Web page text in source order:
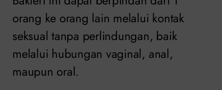
orang ke orang lain melalui kontak
seksual tanpa perlindungan, baik
melalui hubungan vaginal, anal,
maupun oral.